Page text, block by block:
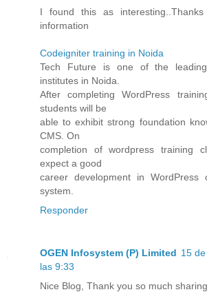
I found this as
information
Codeigniter training in Noida
Tech Future is one of the leading
institutes in Noida.
After completing WordPress
students will be
able to exhibit strong foundation
CMS. On
completion of wordpress training
expect a good
career development in WordPress
system.
Responder
OGEN Infosystem (P) Limited 15
las 9:33
Nice Blog, Thank you so much